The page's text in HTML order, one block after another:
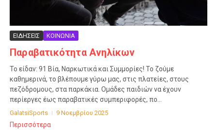
ΕΙΔΗΣΕΙΣ ΚΟΙΝΩΝΙΑ
Παραβατικότητα Ανηλίκων
Το είδαν: 91 Βία, Ναρκωτικά και Συμμορίες! Το ζούμε
καθημερινά, το βλέπουμε γύρω μας, στις πλατείες, στους
πεζόδρομους, στα παρκάκια. Ομάδες παιδιών να έχουν
περίεργες έως παραβατικές συμπεριφορές, πο...
GalatsiSports 9 Νοεμβρίου 2025
Περισσότερα